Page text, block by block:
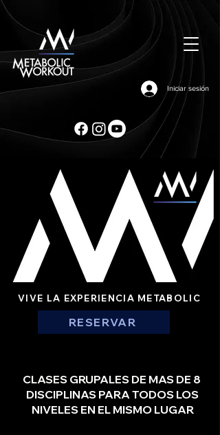
Iniciar sesión
VIVE LA EXPERIENCIA METABOLIC
RESERVAR
CLASES GRUPALES DE MAS DE 8
DISCIPLINAS PARA TODOS LOS
NIVELES EN EL MISMO LUGAR